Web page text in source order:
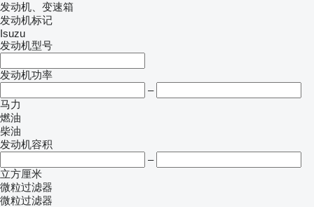
发动机、变速箱
发动机标记
Isuzu
发动机型号
发动机功率
–
马力
燃油
柴油
发动机容积
–
立方厘米
微粒过滤器
微粒过滤器